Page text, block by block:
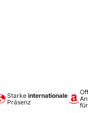
Starke internationale
Präsenz